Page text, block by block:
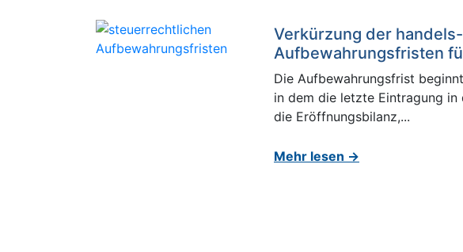
Verkürzung der
Aufbewahrungsfristen
Die Aufbewahrungsfrist
in dem die letzte Eintragung
die Eröffnungsbilanz,...
Mehr lesen →